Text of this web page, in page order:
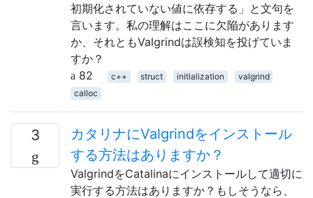
初期化されていない値に依存する」と文句を
言います。私の理解はここに欠陥があります
か、それともValgrindは誤検知を投げていま
すか？
82
c++ struct initialization
valgrind
calloc
3
カタリナにValgrindをインストール
する方法はありますか？
ValgrindをCatalinaにインストールして適切に
実行する方法はありますか？もしそうなら、